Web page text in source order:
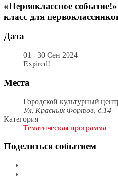
«Первоклассное
класс для
Дата
01 - 30 Сен 2024
Expired!
Места
Городской культурный
Ул. Красных Фортов, д.14
Категория
Тематическая программа
Поделиться событием